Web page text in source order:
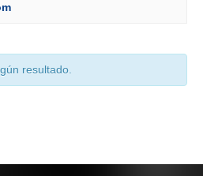
resultado.